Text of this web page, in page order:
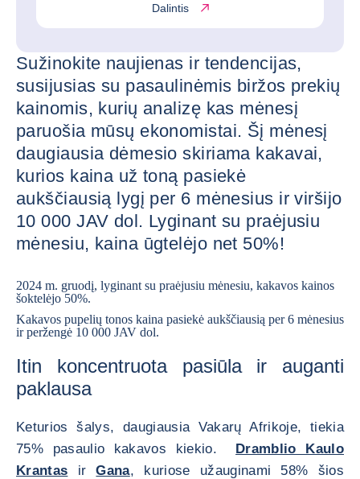
Dalintis
Sužinokite naujienas ir tendencijas,
susijusias su pasaulinėmis biržos prekių
kainomis, kurių analizę kas mėnesį
paruošia mūsų ekonomistai. Šį mėnesį
daugiausia dėmesio skiriama kakavai,
kurios kaina už toną pasiekė
aukščiausią lygį per 6 mėnesius ir viršijo
10 000 JAV dol. Lyginant su praėjusiu
mėnesiu, kaina ūgtelėjo net 50%!
2024 m. gruodį, lyginant su praėjusiu mėnesiu, kakavos kainos
šoktelėjo 50%.
Kakavos pupelių tonos kaina pasiekė aukščiausią per 6 mėnesius
ir peržengė 10 000 JAV dol.
Itin koncentruota pasiūla ir auganti
paklausa
Keturios šalys, daugiausia Vakarų Afrikoje, tiekia
75% pasaulio kakavos kiekio. Dramblio Kaulo
Krantas irGana, kuriose užauginami 58% šios